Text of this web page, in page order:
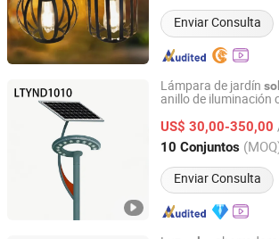
Enviar Consulta
Lámpara de jardín
anillo de iluminación
US$ 30,00-350,00
10 Conjuntos
Enviar Consulta
Xi'an Lintong District Xiangrui Hongsheng
Technology Co., Ltd.
Shaanxi, China